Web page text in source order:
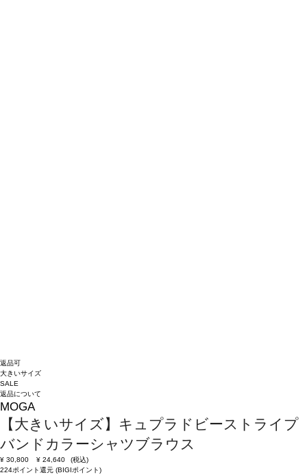
返品可
大きいサイズ
SALE
返品について
MOGA
【大きいサイズ】キュプラドビーストライプ
バンドカラーシャツブラウス
¥ 30,800 ¥ 24,640
(税込)
224ポイント還元 (BIGIポイント)